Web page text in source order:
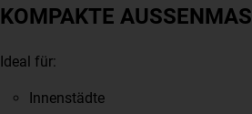
KOMPAKTE AUSSENMASSE
Ideal für:
Innenstädte